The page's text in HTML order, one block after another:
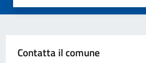
Contatta il comune